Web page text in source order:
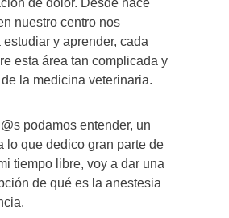
de dolor. Desde hace
nuestro centro nos
y aprender, cada
esta área tan complicada y
la medicina veterinaria.
podamos entender, un
lo que dedico gran parte de
tiempo libre, voy a dar una
de qué es la anestesia